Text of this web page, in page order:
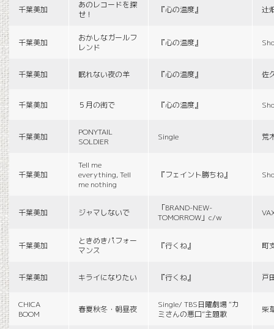
千葉美加
あのレコードを探
せ！
『心の温度』 辻
千葉美加
おかしなガールフ
レンド
『心の温度』
千葉美加 眠れない夜の羊 『心の温度』 佐
千葉美加 ５月の街で 『心の温度』
千葉美加
PONYTAIL
SOLDIER
Single 荒
千葉美加
Tell me
everything, Tell
me nothing
『フェイント勝ちね』
千葉美加 ジャマしないで
「BRAND-NEW-
TOMORROW」c/w
千葉美加
ときめきパフォー
マンス
『行くね』 町
千葉美加 キライになりたい 『行くね』 戸
CHICA
BOOM
春夏秋冬・朝昼夜
Single/ TBS日曜劇場 “カ
ミさんの悪口”主題歌
柴